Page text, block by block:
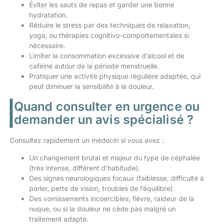
Éviter les sauts de repas et garder une bonne
hydratation.
Réduire le stress par des techniques de relaxation,
yoga, ou thérapies cognitivo-comportementales si
nécessaire.
Limiter la consommation excessive d’alcool et de
caféine autour de la période menstruelle.
Pratiquer une activité physique régulière adaptée, qui
peut diminuer la sensibilité à la douleur.
Quand consulter en urgence ou
demander un avis spécialisé ?
Consultez rapidement un médecin si vous avez :
Un changement brutal et majeur du type de céphalée
(très intense, différent d’habitude).
Des signes neurologiques focaux (faiblesse, difficulté à
parler, perte de vision, troubles de l’équilibre).
Des vomissements incoercibles, fièvre, raideur de la
nuque, ou si la douleur ne cède pas malgré un
traitement adapté.